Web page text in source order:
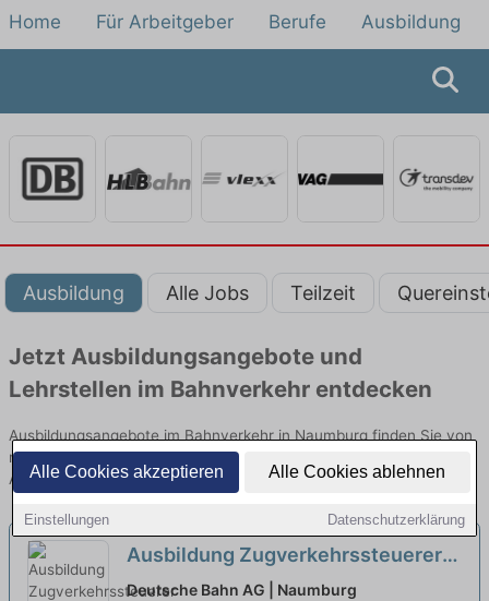
Alle Cookies akzeptieren Alle Cookies ablehnen
Einstellungen Datenschutzerklärung
Home Für Arbeitgeber Berufe Ausbildung
Ausbildung Alle Jobs Teilzeit
Jetzt Ausbildungsangebote und
Lehrstellen im Bahnverkehr entdecken
Ausbildungsangebote im Bahnverkehr in Naumburg finden Sie von
namhaften Firmen. Entdecken Sie freie Optionen von Top-
Arbeitgebern und bewerben Sie sich noch heute.
Ausbildung Zugverkehrssteuerer
2027 (w/m/d)... neu
Deutsche Bahn AG | Naumburg